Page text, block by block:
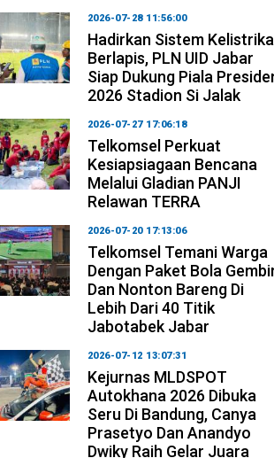
2026-07-28 11:56:00
Hadirkan Sistem
Berlapis, PLN UID Jabar
Siap Dukung Piala
2026 Stadion Si Jalak
2026-07-27 17:06:18
Telkomsel Perkuat
Kesiapsiagaan Bencana
Melalui Gladian PANJI
Relawan TERRA
2026-07-20 17:13:06
Telkomsel Temani Warga
Dengan Paket Bola
Dan Nonton Bareng Di
Lebih Dari 40 Titik
Jabotabek Jabar
2026-07-12 13:07:31
Kejurnas MLDSPOT
Autokhana 2026 Dibuka
Seru Di Bandung, Canya
Prasetyo Dan Anandyo
Dwiky Raih Gelar Juara